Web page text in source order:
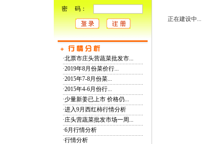
密 码：
·北票市庄头营蔬菜批发市...
·2019年8月份菜价行...
·2015年7-8月份菜...
·2015年4-6月份行...
·少量新姜已上市 价格仍...
·进入9月西红柿行情分析
·庄头营蔬菜批发市场一周...
·6月行情分析
·行情分析
正在建设中...